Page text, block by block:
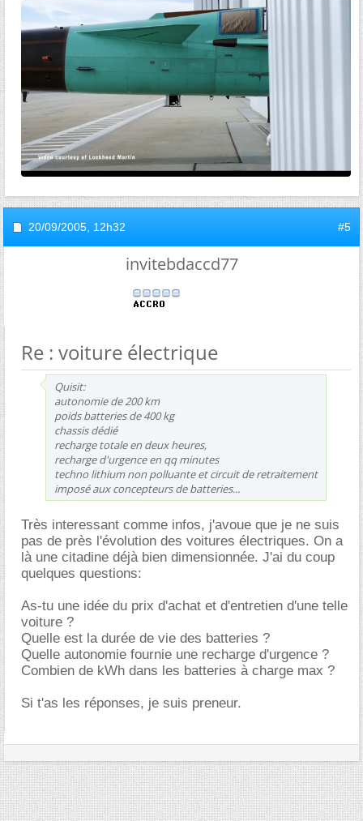
20/09/2005, 12h32 #5
invitebdaccd77
Re : voiture électrique
Quisit:
autonomie de 200 km
poids batteries de 400 kg
chassis dédié
recharge totale en deux heures,
recharge d'urgence en qq minutes
techno lithium non polluante et circuit de retraitement
imposé aux concepteurs de batteries...
Très interessant comme infos, j'avoue que je ne suis
pas de près l'évolution des voitures électriques. On a
là une citadine déjà bien dimensionnée. J'ai du coup
quelques questions:
As-tu une idée du prix d'achat et d'entretien d'une telle
voiture ?
Quelle est la durée de vie des batteries ?
Quelle autonomie fournie une recharge d'urgence ?
Combien de kWh dans les batteries à charge max ?
Si t'as les réponses, je suis preneur.